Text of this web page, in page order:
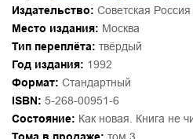
Издательство: Советская Россия
Место издания: Москва
Тип переплёта: твёрдый
Год издания: 1992
Формат: Стандартный
ISBN: 5-268-00951-6
Состояние: Как новая. Книга не